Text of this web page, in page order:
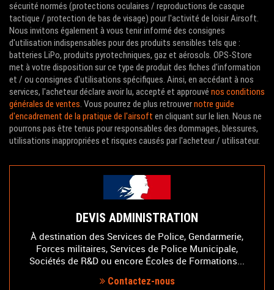
sécurité normés (protections oculaires / reproductions de casque
tactique / protection de bas de visage) pour l'activité de loisir Airsoft.
Nous invitons également à vous tenir informé des consignes
d'utilisation indispensables pour des produits sensibles tels que :
batteries LiPo, produits pyrotechniques, gaz et aérosols. OPS-Store
met à votre disposition sur ce type de produit des fiches d'information
et / ou consignes d'utilisations spécifiques. Ainsi, en accédant à nos
services, l'acheteur déclare avoir lu, accepté et approuvé nos conditions
générales de ventes. Vous pourrez de plus retrouvernotre guide
d'encadrement de la pratique de l'airsoft en cliquant sur le lien. Nous ne
pourrons pas être tenus pour responsables des dommages, blessures,
utilisations inappropriées et risques causés par l'acheteur / utilisateur.
DEVIS ADMINISTRATION
À destination des Services de Police, Gendarmerie,
Forces militaires, Services de Police Municipale,
Sociétés de R&D ou encore Écoles de Formations...
Contactez-nous